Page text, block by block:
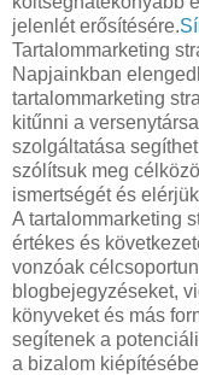
jelenlét erősítésére.
Tartalommarketing
Napjainkban
tartalommarketing
kitűnni a
szolgáltatása
szólítsuk meg
ismertségét és
A tartalommarketing
értékes és
vonzóak
blogbejegyzéseket,
könyveket és más
segítenek a
a bizalom